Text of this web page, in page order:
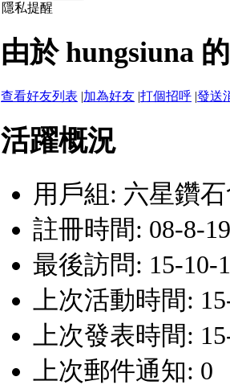
隱私提醒
由於 hungsiuna
查看好友列表 |加為好友 |打個招呼 |發送
活躍概況
用戶組: 六星鑽
註冊時間: 08-8-
最後訪問: 15-10-
上次活動時間:
上次發表時間:
上次郵件通知: 0